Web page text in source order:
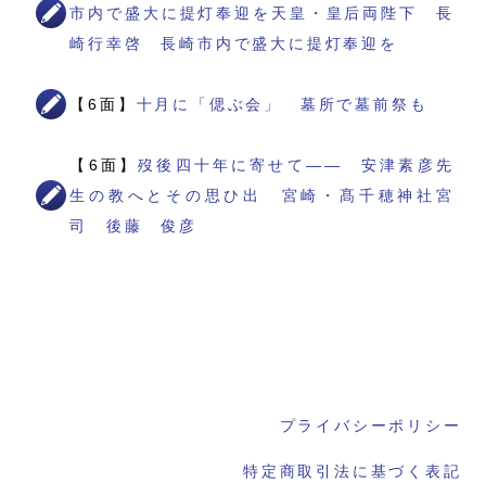
市内で盛大に提灯奉迎を天皇・皇后両陛下 長
崎行幸啓 長崎市内で盛大に提灯奉迎を
【6面】 十月に「偲ぶ会」 墓所で墓前祭も
【6面】歿後四十年に寄せて―― 安津素彦先
生の教へとその思ひ出 宮崎・髙千穂神社宮
司 後藤 俊彦
プライバシーポリシー
特定商取引法に基づく表記